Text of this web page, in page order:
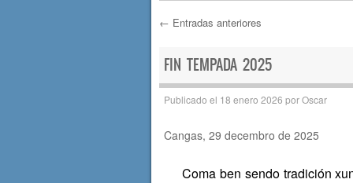
Navegación de
← Entradas anteriores
FIN TEMPADA 2025
Publicado el 18 enero 2026 porOscar
Cangas, 29 decembro de 2025
Coma ben sendo tradición